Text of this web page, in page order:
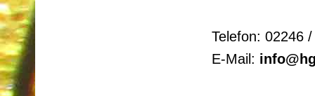
Telefon: 02246
E-Mail: